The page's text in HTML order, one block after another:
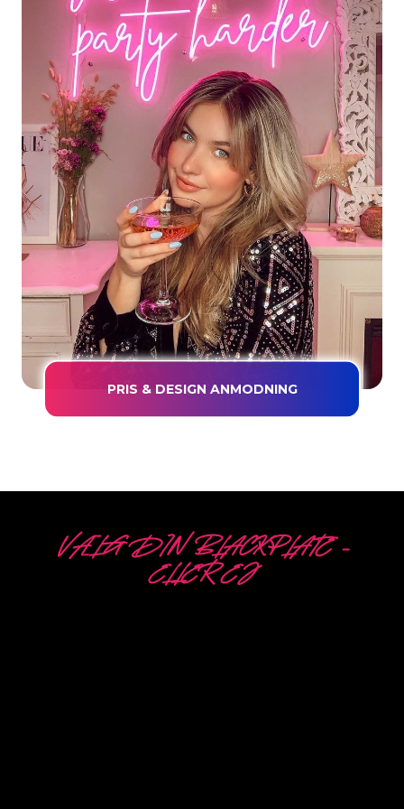
PRIS & DESIGN ANMODNING
VÆLG DIN BLACKPLATE –
ELLER EJ